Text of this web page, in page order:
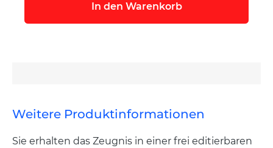
In den Warenkorb
Weitere Produktinformationen
Sie erhalten das Zeugnis in einer frei editierbaren